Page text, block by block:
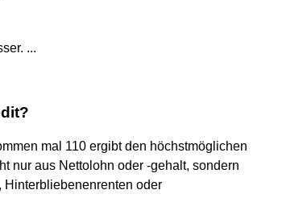
...
mal 110 ergibt den höchstmöglichen
nur aus Nettolohn oder -gehalt, sondern
oder